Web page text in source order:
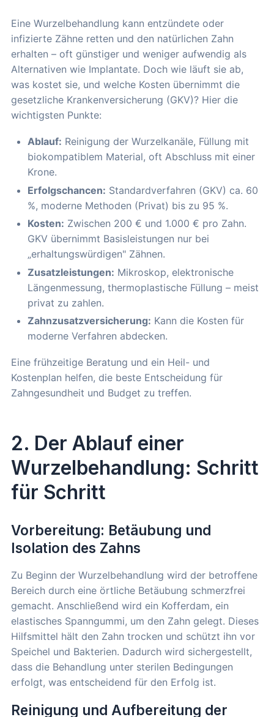
Eine Wurzelbehandlung kann entzündete oder
infizierte Zähne retten und den natürlichen Zahn
erhalten – oft günstiger und weniger aufwendig als
Alternativen wie Implantate. Doch wie läuft sie ab,
was kostet sie, und welche Kosten übernimmt die
gesetzliche Krankenversicherung (GKV)? Hier die
wichtigsten Punkte:
Ablauf: Reinigung der Wurzelkanäle, Füllung mit
biokompatiblem Material, oft Abschluss mit einer
Krone.
Erfolgschancen: Standardverfahren (GKV) ca. 60
%, moderne Methoden (Privat) bis zu 95 %.
Kosten: Zwischen 200 € und 1.000 € pro Zahn.
GKV übernimmt Basisleistungen nur bei
„erhaltungswürdigen" Zähnen.
Zusatzleistungen: Mikroskop, elektronische
Längenmessung, thermoplastische Füllung – meist
privat zu zahlen.
Zahnzusatzversicherung: Kann die Kosten für
moderne Verfahren abdecken.
Eine frühzeitige Beratung und ein Heil- und
Kostenplan helfen, die beste Entscheidung für
Zahngesundheit und Budget zu treffen.
2. Der Ablauf einer
Wurzelbehandlung: Schritt
für Schritt
Vorbereitung: Betäubung und
Isolation des Zahns
Zu Beginn der Wurzelbehandlung wird der betroffene
Bereich durch eine örtliche Betäubung schmerzfrei
gemacht. Anschließend wird ein Kofferdam, ein
elastisches Spanngummi, um den Zahn gelegt. Dieses
Hilfsmittel hält den Zahn trocken und schützt ihn vor
Speichel und Bakterien. Dadurch wird sichergestellt,
dass die Behandlung unter sterilen Bedingungen
erfolgt, was entscheidend für den Erfolg ist.
Reinigung und Aufbereitung der